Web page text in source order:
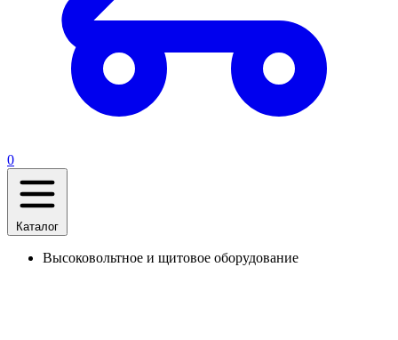
0
Каталог
Высоковольтное и щитовое оборудование